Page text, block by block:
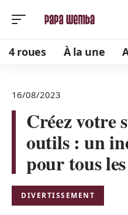
4 roues À la une
16/08/2023
Créez votre
outils : un
pour tous
DIVERTISSEMENT